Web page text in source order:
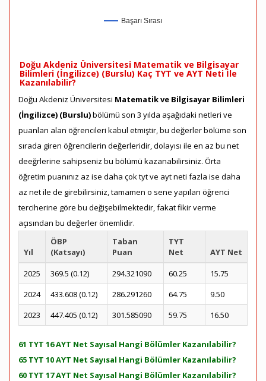
Başarı Sırası
Doğu Akdeniz Üniversitesi Matematik ve Bilgisayar
Bilimleri (İngilizce) (Burslu) Kaç TYT ve AYT Neti İle
Kazanılabilir?
Doğu Akdeniz Üniversitesi Matematik ve Bilgisayar Bilimleri
(İngilizce) (Burslu)bölümü son 3 yılda aşağıdaki netleri ve
puanları alan öğrencileri kabul etmiştir, bu değerler bölüme son
sırada giren öğrencilerin değerleridir, dolayısı ile en az bu net
deeğrlerine sahipseniz bu bölümü kazanabilirsiniz. Örta
öğretim puanınız az ise daha çok tyt ve ayt neti fazla ise daha
az net ile de girebilirsiniz, tamamen o sene yapılan öğrenci
terciherine göre bu değişebilmektedir, fakat fikir verme
açısından bu değerler önemlidir.
Yıl
ÖBP
(Katsayı)
Taban
Puan
TYT
Net
AYT Net
2025
369.5 (0.12) 294.321090 60.25
15.75
2024
433.608 (0.12) 286.291260 64.75
9.50
2023
447.405 (0.12) 301.585090 59.75 16.50
61 TYT 16 AYT Net Sayısal Hangi Bölümler Kazanılabilir?
65 TYT 10 AYT Net Sayısal Hangi Bölümler Kazanılabilir?
60 TYT 17 AYT Net Sayısal Hangi Bölümler Kazanılabilir?